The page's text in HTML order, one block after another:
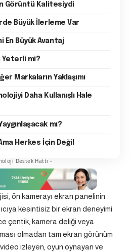
Görüntü Kalitesiydi
Büyük İlerleme Var
En Büyük Avantaj
Yeterli mi?
Markaların Yaklaşımı
Daha Kullanışlı Hale
mı?
Herkes İçin Değil
Destek Hattı -
ön kamerayı ekran panelinin
kesintisiz bir ekran deneyimi
çentik, kamera deliği veya
olmadan tam ekran görünüm
izleyen, oyun oynayan ve